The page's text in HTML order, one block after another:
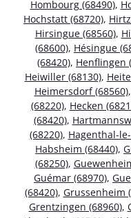
Hombourg (68490),
Hochstatt (68720),
Hirsingue (68560),
(68600), Hésingue
(68420), Henflingen
Heiwiller (68130),
Heimersdorf (68560),
(68220), Hecken
(68420),
(68220), Hagenthal-
Habsheim (68440),
(68250),
Guémar (68970),
(68420), Grussenheim
Grentzingen (68960),